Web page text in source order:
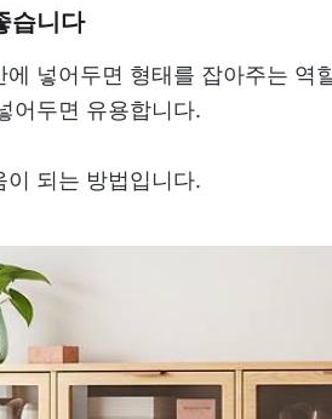
습니다
넣어두면 형태를 잡아주는 역
어두면 유용합니다.
되는 방법입니다.